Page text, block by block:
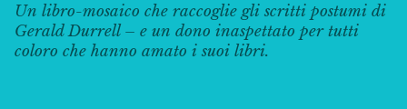
Un libro-mosaico che raccoglie gli scritti postumi di
Gerald Durrell – e un dono inaspettato per tutti
coloro che hanno amato i suoi libri.